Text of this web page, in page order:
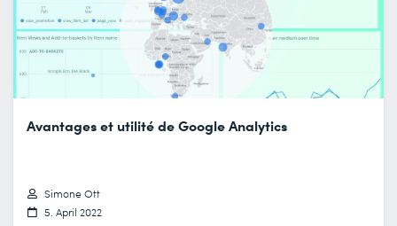
Avantages et utilité de Google Analytics
Simone Ott
5. April 2022